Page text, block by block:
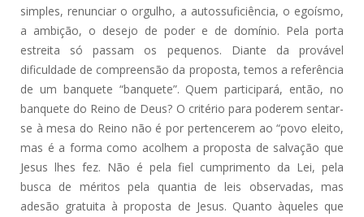
simples, renunciar o orgulho, a autossuficiência, o egoísmo,
a ambição, o desejo de poder e de domínio. Pela porta
estreita só passam os pequenos. Diante da provável
dificuldade de compreensão da proposta, temos a referência
de um banquete “banquete”. Quem participará, então, no
banquete do Reino de Deus? O critério para poderem sentar-
se à mesa do Reino não é por pertencerem ao “povo eleito,
mas é a forma como acolhem a proposta de salvação que
Jesus lhes fez. Não é pela fiel cumprimento da Lei, pela
busca de méritos pela quantia de leis observadas, mas
adesão gratuita à proposta de Jesus. Quanto àqueles que